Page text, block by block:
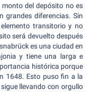
del depósito no es
grandes diferencias. Sin
transitorio y no
será devuelto después
es una ciudad en
y tiene una larga e
histórica porque
1648. Esto puso fin a la
llevando con orgullo